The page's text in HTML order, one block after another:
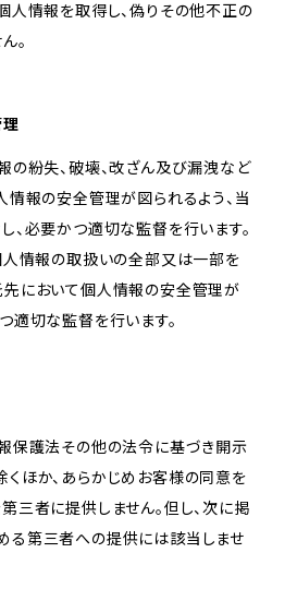
人情報を取得し、偽りその他不正の
。
の紛失、破壊、改ざん及び漏洩など
情報の安全管理が図られるよう、当
、必要かつ適切な監督を行います。
人情報の取扱いの全部又は一部を
先において個人情報の安全管理が
適切な監督を行います。
保護法その他の法令に基づき開示
ほか、あらかじめお客様の同意を
三者に提供しません。但し、次に掲
る第三者への提供には該当しませ